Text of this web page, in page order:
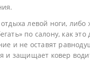
левой ноги, либо
по салону, как
и не оставят
защищает ковер